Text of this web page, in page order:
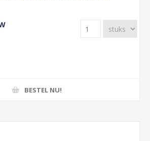
BESTEL NU!